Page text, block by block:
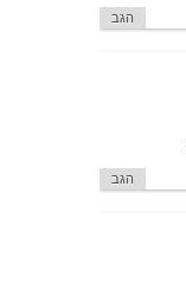
הגב
הגב